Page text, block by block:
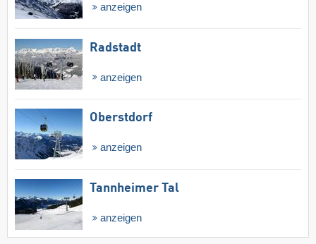
anzeigen
Radstadt
anzeigen
Oberstdorf
anzeigen
Tannheimer Tal
anzeigen